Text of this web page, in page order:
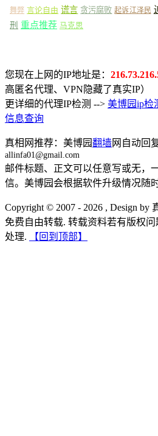
舞弊 言论自由 谎言 贪污腐败 起诉江泽民
刑 重点推荐 马克思
您现在上网的IP地址是：
高匿名代理、VPN隐藏了真实IP）
更详细的代理IP检测 --> 美博园ip检
信息查询
真相网推荐：美博园翻墙网自动回
allinfa01@gmail.com
邮件标题、正文可以任意写或无，
信。美博园会根据软件升级情况随
Copyright © 2007 - 2026 , Design by
免费自由转载. 转载资料若有版权
处理.
【回到顶部】